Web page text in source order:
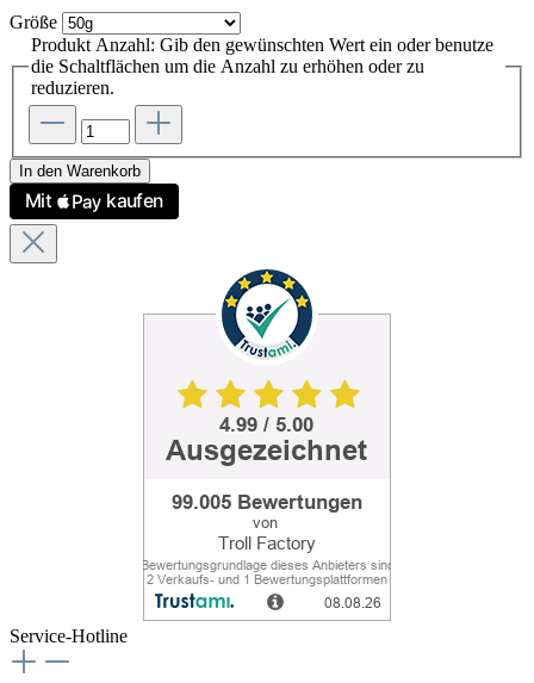
Größe
Produkt Anzahl: Gib den gewünschten Wert ein oder benutze
die Schaltflächen um die Anzahl zu erhöhen oder zu
reduzieren.
In den Warenkorb
Service-Hotline